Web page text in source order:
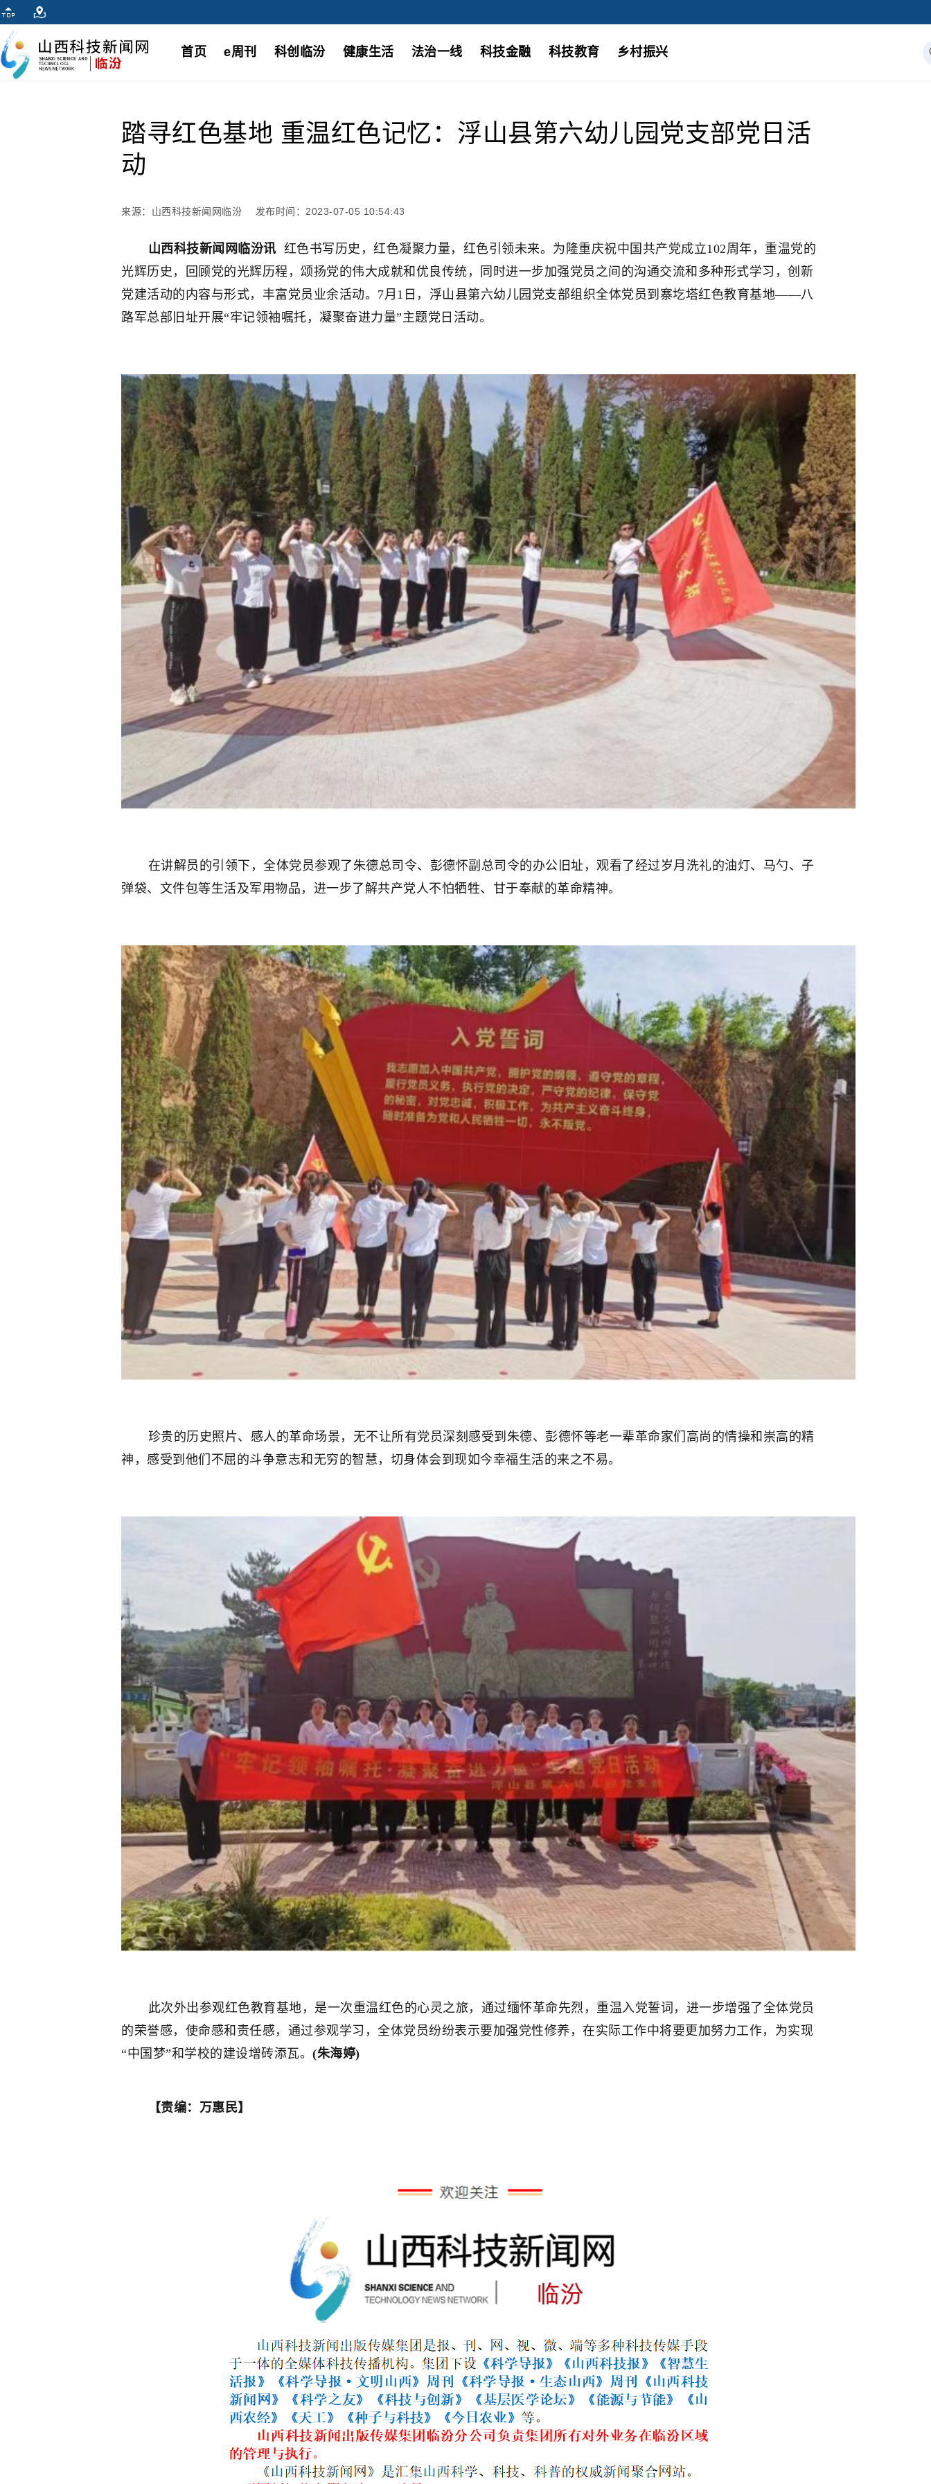
首页 e周刊 科创临汾 健康生活 法治一线 科技金融 科技教育 乡村振兴
踏寻红色基地 重温红色记忆：浮山县第六幼儿园党支部党日活
动
来源：山西科技新闻网临汾 发布时间：2023-07-05 10:54:43
山西科技新闻网临汾讯 红色书写历史，红色凝聚力量，红色引领未来。为隆重庆祝中国共产党成立102周年，重温党的
光辉历史，回顾党的光辉历程，颂扬党的伟大成就和优良传统，同时进一步加强党员之间的沟通交流和多种形式学习，创新
党建活动的内容与形式，丰富党员业余活动。 7月1日，浮山县第六幼儿园党支部组织全体党员到寨圪塔红色教育基地——八
路军总部旧址开展“牢记领袖嘱托，凝聚奋进力量”主题党日活动。
在讲解员的引领下，全体党员参观了朱德总司令、彭德怀副总司令的办公旧址，观看了经过岁月洗礼的油灯、马勺、子
弹袋、文件包等生活及军用物品，进一步了解共产党人不怕牺牲、甘于奉献的革命精神。
珍贵的历史照片、感人的革命场景，无不让所有党员深刻感受到朱德、彭德怀等老一辈革命家们高尚的情操和崇高的精
神，感受到他们不屈的斗争意志和无穷的智慧，切身体会到现如今幸福生活的来之不易。
此次外出参观红色教育基地，是一次重温红色的心灵之旅，通过缅怀革命先烈，重温入党誓词，进一步增强了全体党员
的荣誉感，使命感和责任感，通过参观学习，全体党员纷纷表示要加强党性修养，在实际工作中将要更加努力工作，为实现
“中国梦”和学校的建设增砖添瓦。 (朱海婷)
【责编：万惠民】